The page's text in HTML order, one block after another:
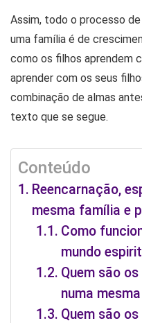
Assim, todo o processo
uma família é de
como os filhos aprendem
aprender com os seus
combinação de almas
texto que se segue.
Conteúdo
Reencarnação,
mesma família e
Como
mundo
Quem são
numa
Quem são